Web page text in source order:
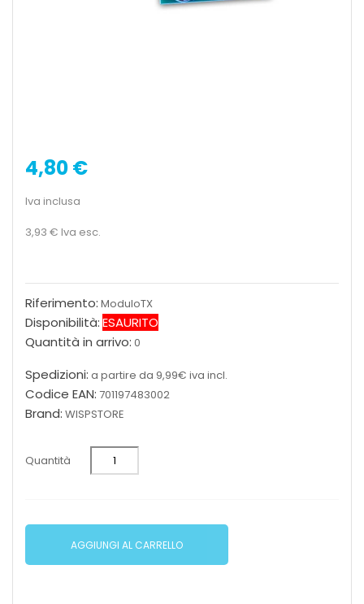
4,80 €
Iva inclusa
3,93 € Iva esc.
Riferimento: ModuloTX
Disponibilità:ESAURITO
Quantità in arrivo: 0
Spedizioni: a partire da 9,99€ iva incl.
Codice EAN: 701197483002
Brand: WISPSTORE
Quantità
AGGIUNGI AL CARRELLO